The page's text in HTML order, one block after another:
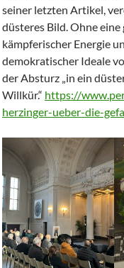
seiner letzten Artikel,
düsteres Bild. Ohne
kämpferischer Energie
demokratischer Ideale
der Absturz „in ein
Willkür.“ https://
herzinger-ueber-die-